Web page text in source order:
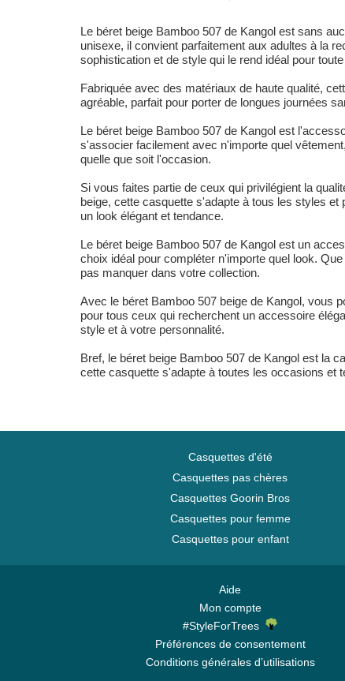
Le béret beige Bamboo 507 de Kangol est sans
unisexe, il convient parfaitement aux adultes à la
sophistication et de style qui le rend idéal pour
Fabriquée avec des matériaux de haute qualité,
agréable, parfait pour porter de longues journées
Le béret beige Bamboo 507 de Kangol est
s'associer facilement avec n'importe quel
quelle que soit l'occasion.
Si vous faites partie de ceux qui privilégient la
beige, cette casquette s'adapte à tous les styles
un look élégant et tendance.
Le béret beige Bamboo 507 de Kangol est un
choix idéal pour compléter n'importe quel look.
pas manquer dans votre collection.
Avec le béret Bamboo 507 beige de Kangol, vous
pour tous ceux qui recherchent un accessoire
style et à votre personnalité.
Bref, le béret beige Bamboo 507 de Kangol est la
cette casquette s'adapte à toutes les occasions et
Casquettes d'été
Casquettes pas chères
Casquettes Goorin Bros
Casquettes pour femme
Casquettes pour enfant
Aide
Mon compte
#StyleForTrees
Préférences de consentement
Conditions générales d’utilisations